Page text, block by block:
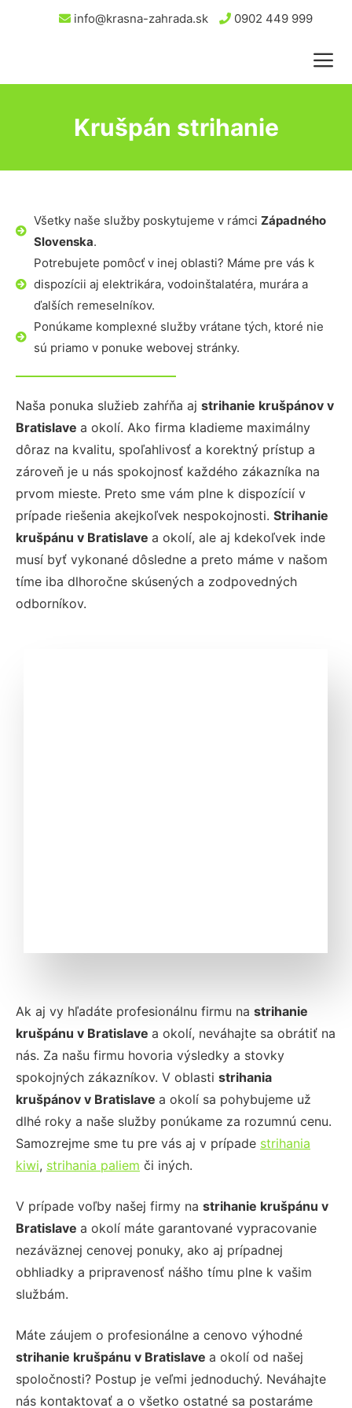
info@krasna-zahrada.sk 0902 449 999
Krušpán strihanie
Všetky naše služby poskytujeme v rámci Západného
Slovenska.
Potrebujete pomôcť v inej oblasti? Máme pre vás k
dispozícii aj elektrikára, vodoinštalatéra, murára a
ďalších remeselníkov.
Ponúkame komplexné služby vrátane tých, ktoré nie
sú priamo v ponuke webovej stránky.
Naša ponuka služieb zahŕňa aj strihanie krušpánov v
Bratislave a okolí. Ako firma kladieme maximálny
dôraz na kvalitu, spoľahlivosť a korektný prístup a
zároveň je u nás spokojnosť každého zákazníka na
prvom mieste. Preto sme vám plne k dispozícií v
prípade riešenia akejkoľvek nespokojnosti. Strihanie
krušpánu v Bratislave a okolí, ale aj kdekoľvek inde
musí byť vykonané dôsledne a preto máme v našom
tíme iba dlhoročne skúsených a zodpovedných
odborníkov.
Ak aj vy hľadáte profesionálnu firmu na strihanie
krušpánu v Bratislave a okolí, neváhajte sa obrátiť na
nás. Za našu firmu hovoria výsledky a stovky
spokojných zákazníkov. V oblasti strihania
krušpánov v Bratislave a okolí sa pohybujeme už
dlhé roky a naše služby ponúkame za rozumnú cenu.
Samozrejme sme tu pre vás aj v prípade strihania
kiwi, strihania paliem či iných.
V prípade voľby našej firmy na strihanie krušpánu v
Bratislave a okolí máte garantované vypracovanie
nezáväznej cenovej ponuky, ako aj prípadnej
obhliadky a pripravenosť nášho tímu plne k vašim
službám.
Máte záujem o profesionálne a cenovo výhodné
strihanie krušpánu v Bratislave a okolí od našej
spoločnosti? Postup je veľmi jednoduchý. Neváhajte
nás kontaktovať a o všetko ostatné sa postaráme